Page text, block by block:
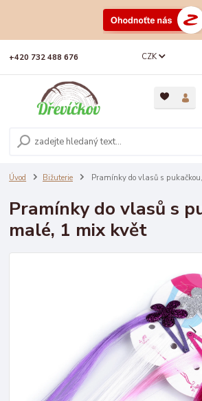
CZK
+420 732 488 676
Úvod Bižuterie Pramínky do vlasů s
Pramínky do vlasů s
malé, 1 mix květ